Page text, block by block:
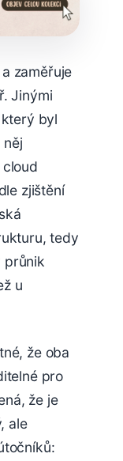
zaměřuje
Jinými
byl
něj
zjištění
tedy
průnik
u
že oba
pro
že je
ale